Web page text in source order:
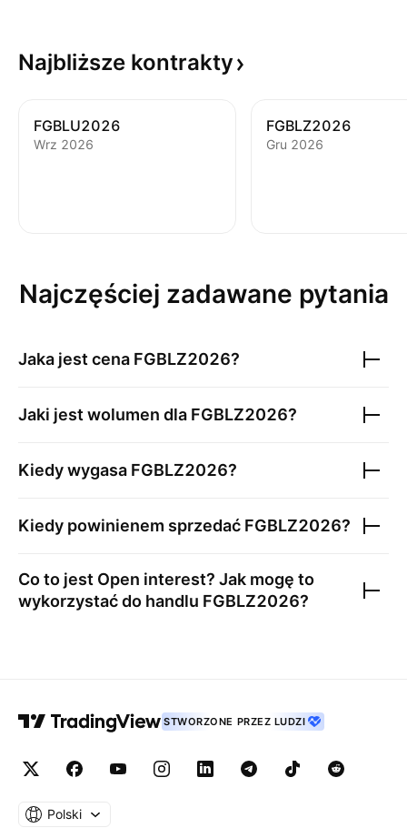
Najbliższe kontrakty
FGBLU2026
Wrz 2026
FGBLZ2026
Gru 2026
Najczęściej zadawane pytania
Jaka jest cena FGBLZ2026?
Jaki jest wolumen dla FGBLZ2026?
Kiedy wygasa FGBLZ2026?
Kiedy powinienem sprzedać FGBLZ2026?
Co to jest Open interest? Jak mogę to
wykorzystać do handlu FGBLZ2026?
STWORZONE PRZEZ LUDZI
Polski